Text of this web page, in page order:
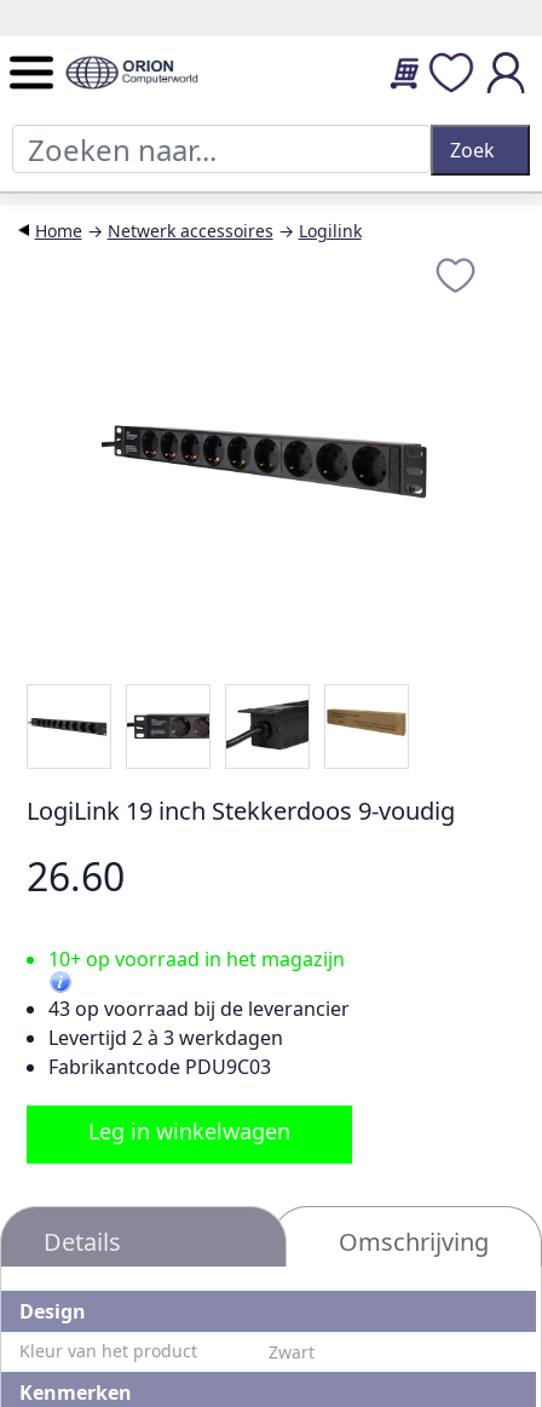
Home→ Netwerk accessoires → Logilink
LogiLink 19 inch Stekkerdoos 9-voudig
26.60
10+ op voorraad in het magazijn
43 op voorraad bij de leverancier
Levertijd 2 à 3 werkdagen
Fabrikantcode PDU9C03
Leg in winkelwagen
Details Omschrijving
Design
Kleur van het product Zwart
Kenmerken